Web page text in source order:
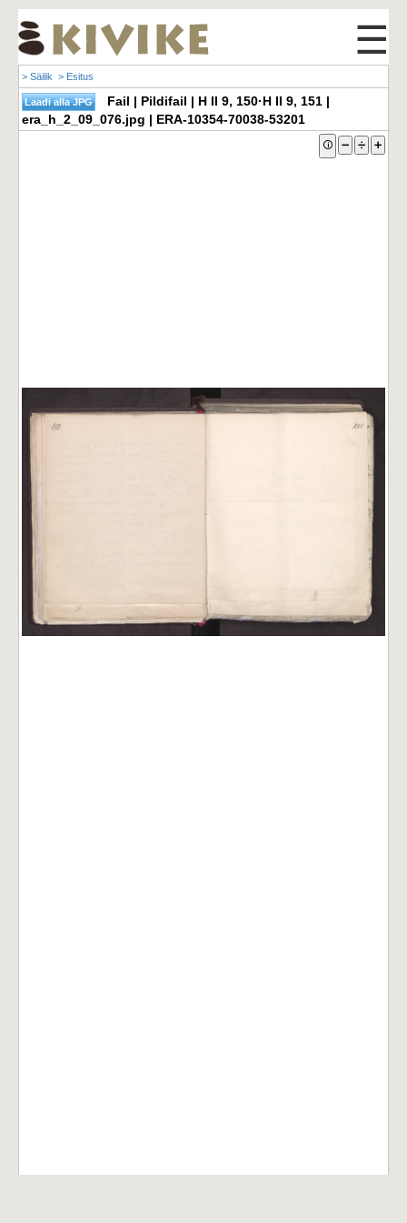
☰
> Säilik > Esitus
Fail | Pildifail | H II 9, 150·H II 9, 151 |
era_h_2_09_076.jpg | ERA-10354-70038-53201